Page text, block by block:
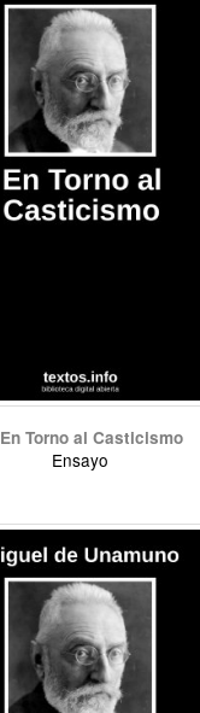
En Torno al Casticismo
Ensayo